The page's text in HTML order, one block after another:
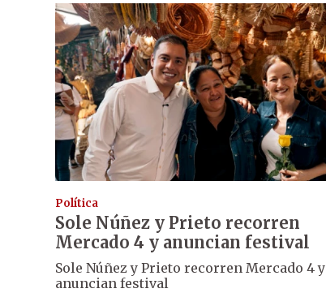
Política
Sole Núñez y Prieto recorren
Mercado 4 y anuncian festival
Sole Núñez y Prieto recorren Mercado 4 y
anuncian festival